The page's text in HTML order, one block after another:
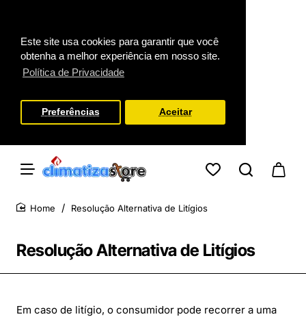
Este site usa cookies para garantir que você
obtenha a melhor experiência em nosso site.
Política de Privacidade
Preferências Aceitar
Resolução Alternativa de Litígios
Resolução Alternativa de Litígios
Em caso de litígio, o consumidor pode recorrer a uma